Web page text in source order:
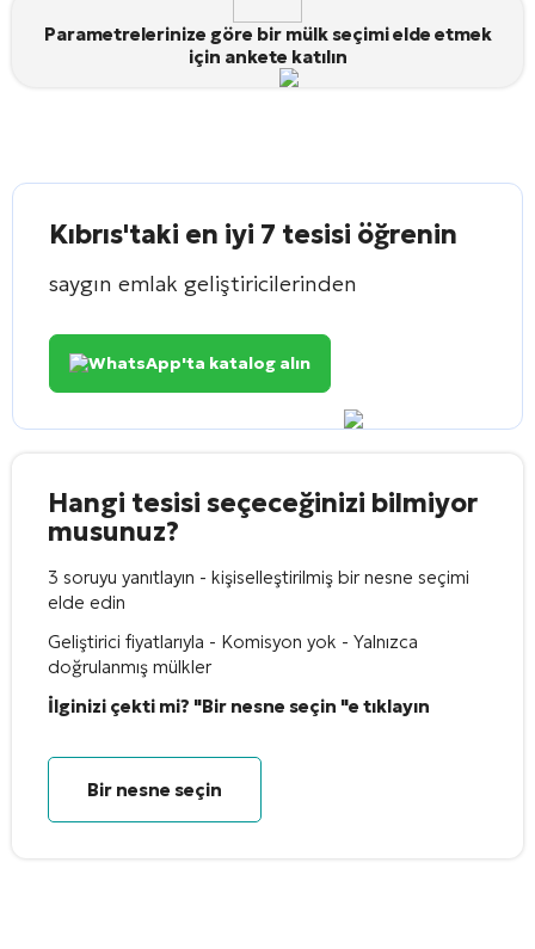
Parametrelerinize göre bir mülk seçimi elde etmek
için ankete katılın
Kıbrıs'taki en iyi 7 tesisi öğrenin
saygın emlak geliştiricilerinden
WhatsApp'ta katalog alın
Hangi tesisi seçeceğinizi bilmiyor
musunuz?
3 soruyu yanıtlayın - kişiselleştirilmiş bir nesne seçimi
elde edin
Geliştirici fiyatlarıyla - Komisyon yok - Yalnızca
doğrulanmış mülkler
İlginizi çekti mi? "Bir nesne seçin "e tıklayın
Bir nesne seçin